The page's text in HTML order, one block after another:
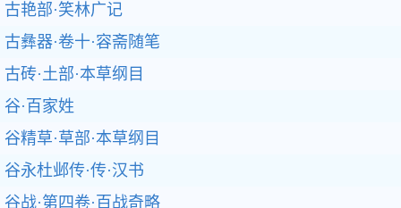
古艳部·笑林广记
古彝器·卷十·容斋随笔
古砖·土部·本草纲目
谷·百家姓
谷精草·草部·本草纲目
谷永杜邺传·传·汉书
谷战·第四卷·百战奇略